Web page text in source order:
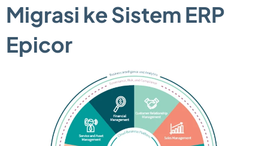
Migrasi ke Sistem ERP
Epicor